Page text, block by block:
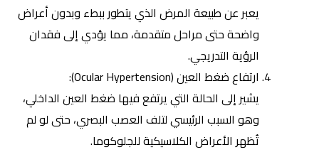
يعبر عن طبيعة المرض الذي يتطور ببطء وبدون أعراض
واضحة حتى مراحل متقدمة، مما يؤدي إلى فقدان
الرؤية التدريجي.
ارتفاع ضغط العين (Ocular Hypertension):
يشير إلى الحالة التي يرتفع فيها ضغط العين الداخلي،
وهو السبب الرئيسي لتلف العصب البصري، حتى لو لم
تُظهر الأعراض الكلاسيكية للجلوكوما.